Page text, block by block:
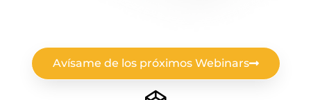
Avísame de los próximos Webinars